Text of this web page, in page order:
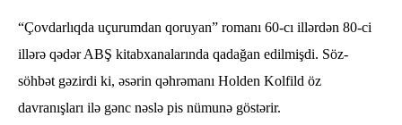
“Çovdarlıqda uçurumdan qoruyan” romanı 60-cı illərdən 80-ci
illərə qədər ABŞ kitabxanalarında qadağan edilmişdi. Söz-
söhbət gəzirdi ki, əsərin qəhrəmanı Holden Kolfild öz
davranışları ilə gənc nəslə pis nümunə göstərir.